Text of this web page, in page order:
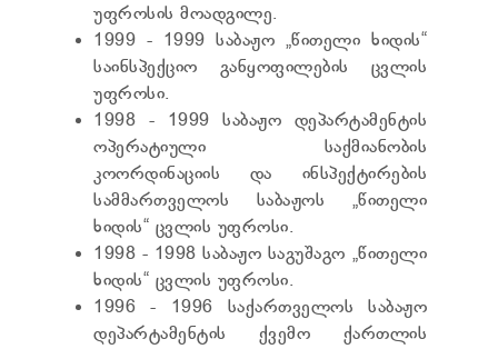
უფროსის მოადგილე.
1999 - 1999 საბაჟო „წითელი ხიდის“
საინსპექციო განყოფილების ცვლის
უფროსი.
1998 - 1999 საბაჟო დეპარტამენტის
ოპერატიული საქმიანობის
კოორდინაციის და ინსპექტირების
სამმართველოს საბაჟოს „წითელი
ხიდის“ ცვლის უფროსი.
1998 - 1998 საბაჟო საგუშაგო „წითელი
ხიდის“ ცვლის უფროსი.
1996 - 1996 საქართველოს საბაჟო
დეპარტამენტის ქვემო ქართლის